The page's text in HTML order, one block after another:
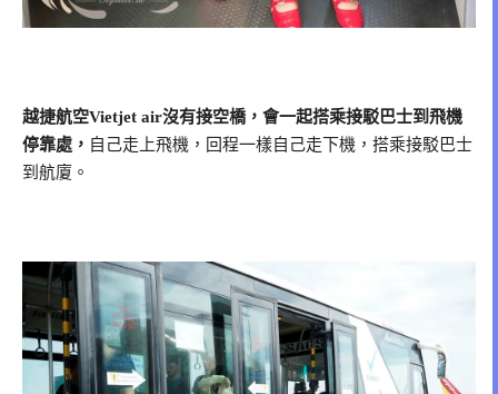
越捷航空Vietjet air沒有接空橋，會一起搭乘接駁巴士到飛機
停靠處， 自己走上飛機，回程一樣自己走下機，搭乘接駁巴士
到航廈。